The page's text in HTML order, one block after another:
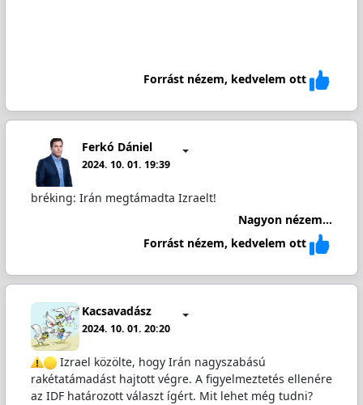
Forrást nézem, kedvelem ott
Ferkó Dániel
2024. 10. 01. 19:39
bréking: Irán megtámadta Izraelt!
Nagyon nézem...
Forrást nézem, kedvelem ott
Kacsavadász
2024. 10. 01. 20:20
Izrael közölte, hogy Irán nagyszabású
rakétatámadást hajtott végre. A figyelmeztetés ellenére
az IDF határozott választ ígért. Mit lehet még tudni?